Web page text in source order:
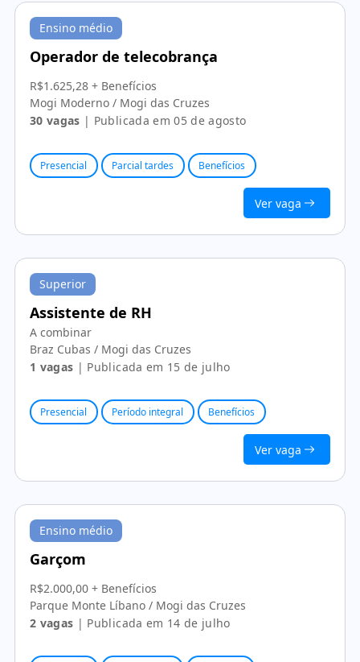
Ensino médio
Operador de telecobrança
R$1.625,28 + Benefícios
Mogi Moderno / Mogi das Cruzes
30 vagas | Publicada em 05 de agosto
Presencial Parcial tardes Benefícios
Ver vaga
Superior
Assistente de RH
A combinar
Braz Cubas / Mogi das Cruzes
1 vagas | Publicada em 15 de julho
Presencial Período integral Benefícios
Ver vaga
Ensino médio
Garçom
R$2.000,00 + Benefícios
Parque Monte Líbano / Mogi das Cruzes
2 vagas | Publicada em 14 de julho